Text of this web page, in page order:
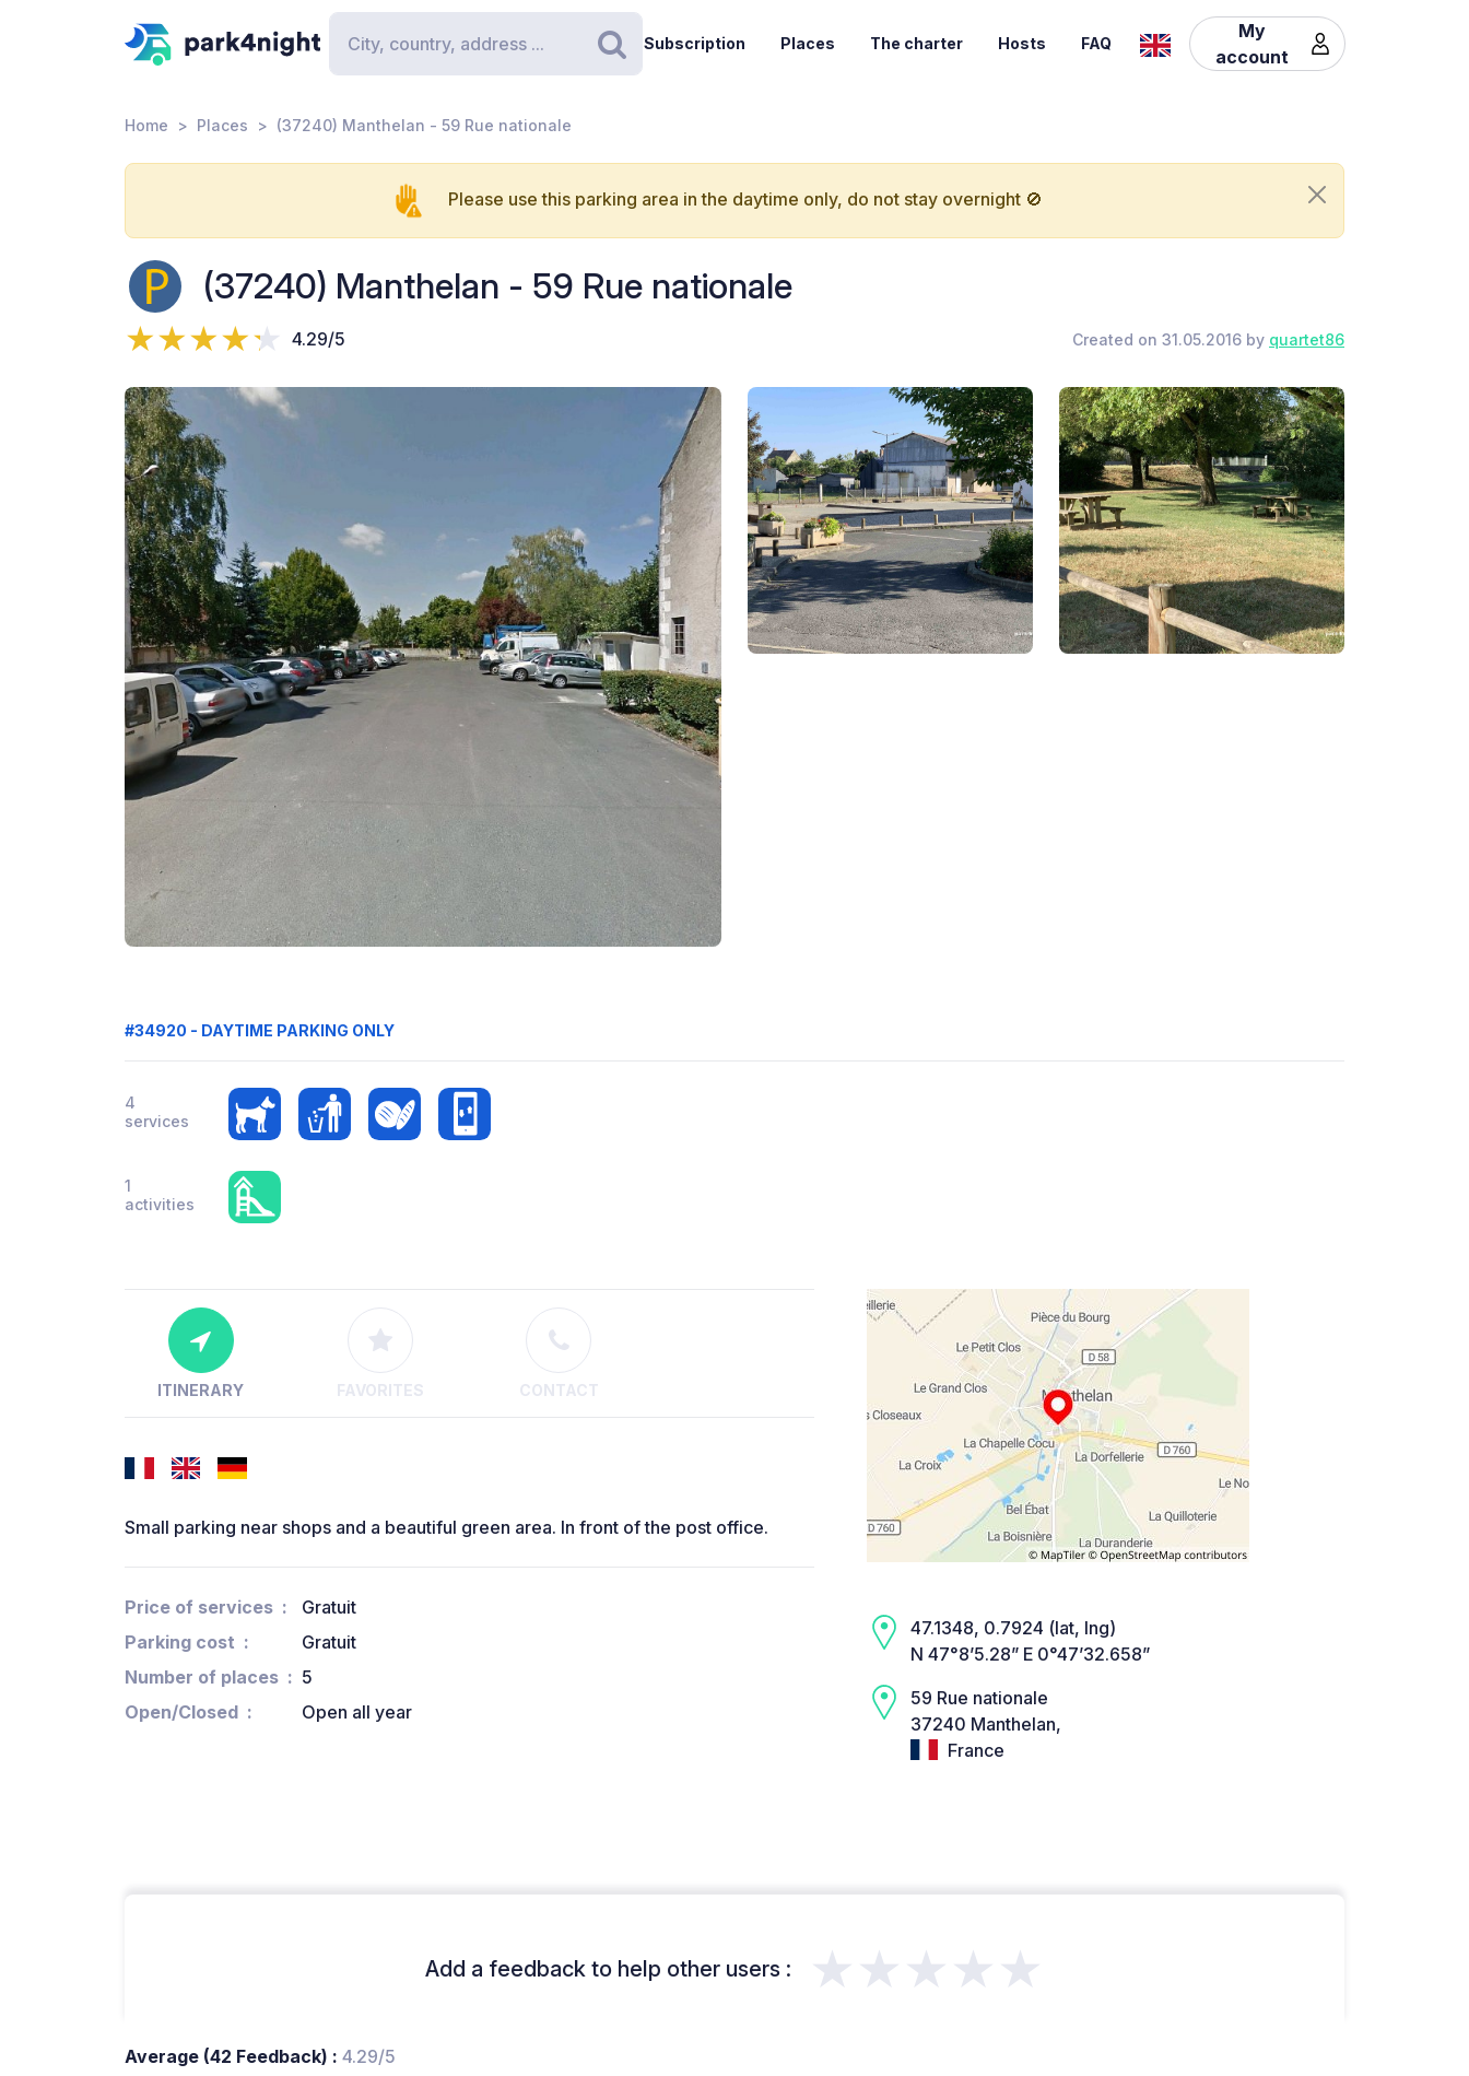
Search
Subscription Places The charter Hosts FAQ
My
account
Home Places (37240) Manthelan - 59 Rue nationale
Please use this parking area in the daytime only, do not stay overnight 🚫
(37240) Manthelan - 59 Rue nationale
4.29/5 Created on 31.05.2016 by quartet86
#34920 - DAYTIME PARKING ONLY
4
services
1
activities
ITINERARY FAVORITES CONTACT
Small parking near shops and a beautiful green area. In front of the post office.
Price of services
Gratuit
Parking cost
Gratuit
Number of places
5
Open/Closed
Open all year
47.1348, 0.7924 (lat, lng)
N 47°8’5.28” E 0°47’32.658”
59 Rue nationale
37240 Manthelan,
France
Add a feedback to help other users : ★★★★★
Average (42 Feedback) : 4.29/5